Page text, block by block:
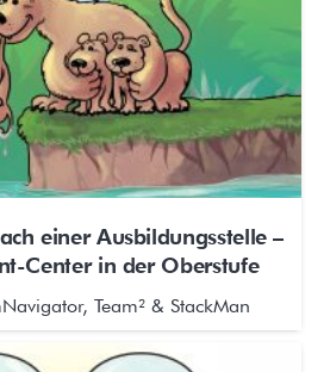
einer Ausbildungsstelle –
Center in der Oberstufe
Team² & StackMan